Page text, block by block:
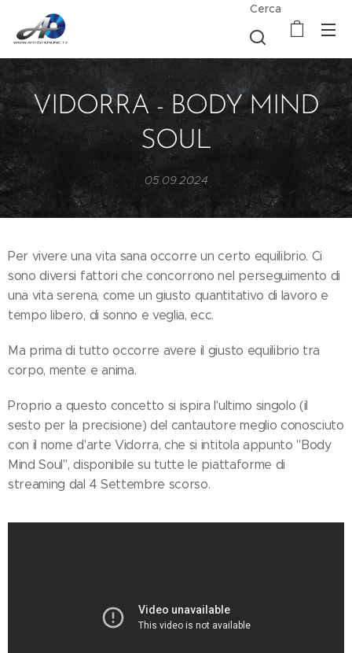
Cerca
VIDORRA - BODY MIND
SOUL
05.09.2024
Per vivere una vita sana occorre un certo equilibrio. Ci
sono diversi fattori che concorrono nel perseguimento di
una vita serena, come un giusto quantitativo di lavoro e
tempo libero, di sonno e veglia, ecc.
Ma prima di tutto occorre avere il giusto equilibrio tra
corpo, mente e anima.
Proprio a questo concetto si ispira l'ultimo singolo (il
sesto per la precisione) del cantautore meglio conosciuto
con il nome d'arte Vidorra, che si intitola appunto "Body
Mind Soul", disponibile su tutte le piattaforme di
streaming dal 4 Settembre scorso.